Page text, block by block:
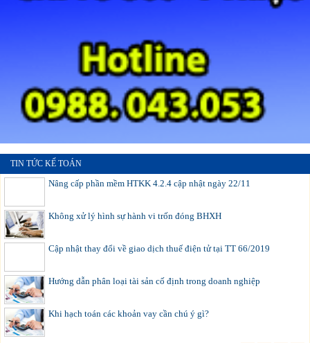
TIN TỨC KẾ TOÁN
Nâng cấp phần mềm HTKK 4.2.4 cập nhật ngày 22/11
Không xử lý hình sự hành vi trốn đóng BHXH
Cập nhật thay đổi về giao dịch thuế điện tử tại TT 66/2019
Hướng dẫn phân loại tài sản cố định trong doanh nghiệp
Khi hạch toán các khoản vay cần chú ý gì?